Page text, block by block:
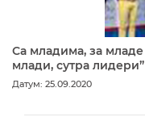
Са младима, за
млади, сутра лидери”
Датум: 25.09.2020